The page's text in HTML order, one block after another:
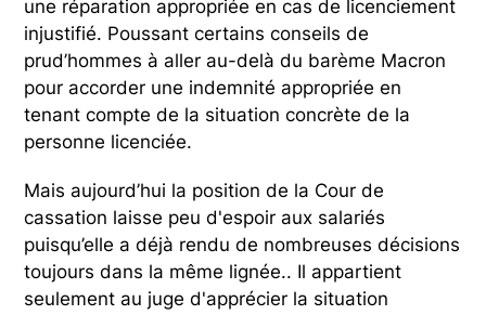
une réparation appropriée en cas de licenciement
injustifié. Poussant certains conseils de
prud’hommes à aller au-delà du barème Macron
pour accorder une indemnité appropriée en
tenant compte de la situation concrète de la
personne licenciée.
Mais aujourd’hui la position de la Cour de
cassation laisse peu d'espoir aux salariés
puisqu’elle a déjà rendu de nombreuses décisions
toujours dans la même lignée.. Il appartient
seulement au juge d'apprécier la situation